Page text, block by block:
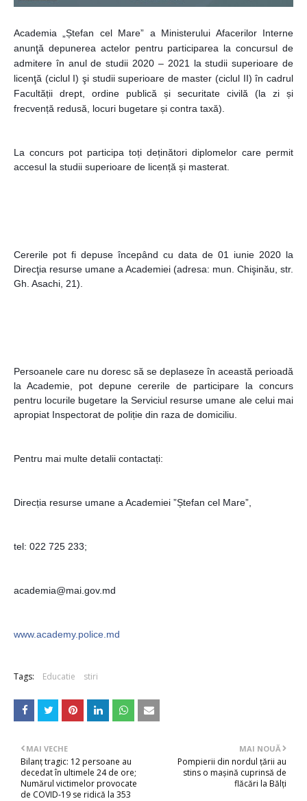
Academia „Ștefan cel Mare” a Ministerului Afacerilor Interne
anunţă depunerea actelor pentru participarea la concursul de
admitere în anul de studii 2020 – 2021 la studii superioare de
licenţă (ciclul I) şi studii superioare de master (ciclul II) în cadrul
Facultății drept, ordine publică și securitate civilă (la zi și
frecvență redusă, locuri bugetare și contra taxă).
La concurs pot participa toți deținători diplomelor care permit
accesul la studii superioare de licență și masterat.
Cererile pot fi depuse începând cu data de 01 iunie 2020 la
Direcţia resurse umane a Academiei (adresa: mun. Chişinău, str.
Gh. Asachi, 21).
Persoanele care nu doresc să se deplaseze în această perioadă
la Academie, pot depune cererile de participare la concurs
pentru locurile bugetare la Serviciul resurse umane ale celui mai
apropiat Inspectorat de poliție din raza de domiciliu.
Pentru mai multe detalii contactați:
Direcția resurse umane a Academiei ”Ștefan cel Mare”,
tel: 022 725 233;
academia@mai.gov.md
www.academy.police.md
Tags: Educatie stiri
MAI NOUĂ
Pompierii din nordul țării au
stins o mașină cuprinsă de
flăcări la Bălți
MAI VECHE
Bilanț tragic: 12 persoane au
decedat în ultimele 24 de ore;
Numărul victimelor provocate
de COVID-19 se ridică la 353